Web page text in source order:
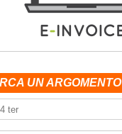
UN ARGOMENTO